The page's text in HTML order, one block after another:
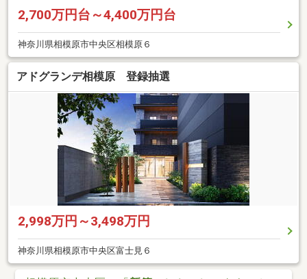
2,700万円台～4,400万円台
神奈川県相模原市中央区相模原６
アドグランデ相模原 登録抽選
2,998万円～3,498万円
神奈川県相模原市中央区富士見６